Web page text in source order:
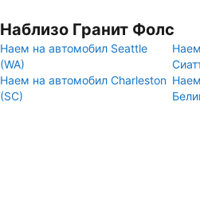
Наблизо Гранит Фолс
Наем на автомобил Seattle
(WA)
Наем на автомобил Charleston
(SC)